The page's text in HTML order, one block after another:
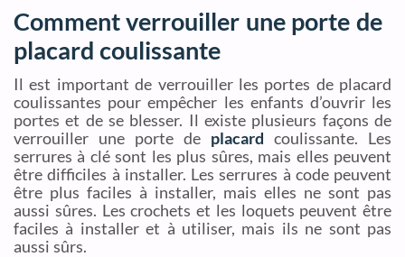
Comment verrouiller une porte de
placard coulissante
Il est important de verrouiller les portes de placard
coulissantes pour empêcher les enfants d’ouvrir les
portes et de se blesser. Il existe plusieurs façons de
verrouiller une porte de placard coulissante. Les
serrures à clé sont les plus sûres, mais elles peuvent
être difficiles à installer. Les serrures à code peuvent
être plus faciles à installer, mais elles ne sont pas
aussi sûres. Les crochets et les loquets peuvent être
faciles à installer et à utiliser, mais ils ne sont pas
aussi sûrs.